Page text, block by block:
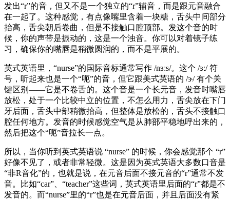
发出“r”的音，但又不是一个独立的“r”辅音，而是跟元音融合
在一起了。这种感觉，有点像嘴里含着一块糖，舌头中间部分
抬高，舌尖朝后卷曲，但是不接触口腔顶部。发这个音的时
候，你的声带是振动的，这是一个浊音。你可以对着镜子练
习，确保你的嘴唇是稍微圆润的，而不是平展的。
英式英语里，“nurse”的国际音标通常写作 /nɜːs/。这个 /ɜː/ 符
号，听起来也是一个“呃”的音，但它跟美式英语的 /ɝ/ 有个关
键区别——它是不卷舌的。这个音是一个长元音，发音时嘴唇
放松，处于一个比较中立的位置，不怎么用力，舌尖放在下门
牙后面，舌头中部稍微抬高，但整体是放松的，舌头不接触口
腔任何地方。发音的时候感觉空气是从肺部平稳地呼出来的，
然后把这个“呃”音拉长一点。
所以，当你听到英式英语说 “nurse” 的时候，你会感觉那个 “r”
好像不见了，或者非常轻微。这是因为英式英语大多数口音是
“非R音化”的，也就是说，在元音后面不接元音的“r”通常不发
音。比如“car”、“teacher”这些词，英式英语里后面的“r”都是不
发音的。而“nurse”里的“r”也是在元音后面，并且后面没有紧